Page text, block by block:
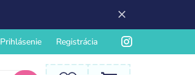
Prihlásenie Registrácia